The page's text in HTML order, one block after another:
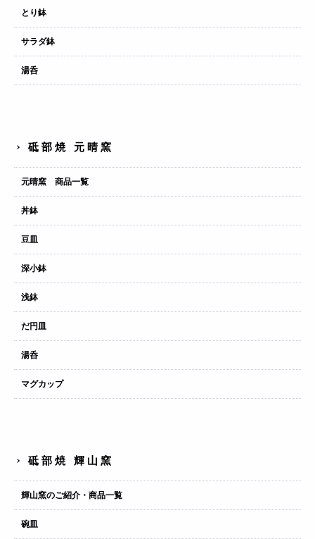
とり鉢
サラダ鉢
湯呑
砥部焼 元晴窯
元晴窯 商品一覧
丼鉢
豆皿
深小鉢
浅鉢
だ円皿
湯呑
マグカップ
砥部焼 輝山窯
輝山窯のご紹介・商品一覧
碗皿